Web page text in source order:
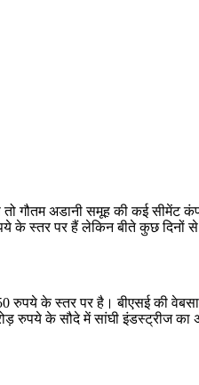
गौतम अडानी समूह की कई सीमेंट
के स्तर पर हैं लेकिन बीते कुछ दिनों से
रुपये के स्तर पर है। बीएसई की
रुपये के सौदे में सांघी इंडस्ट्रीज का